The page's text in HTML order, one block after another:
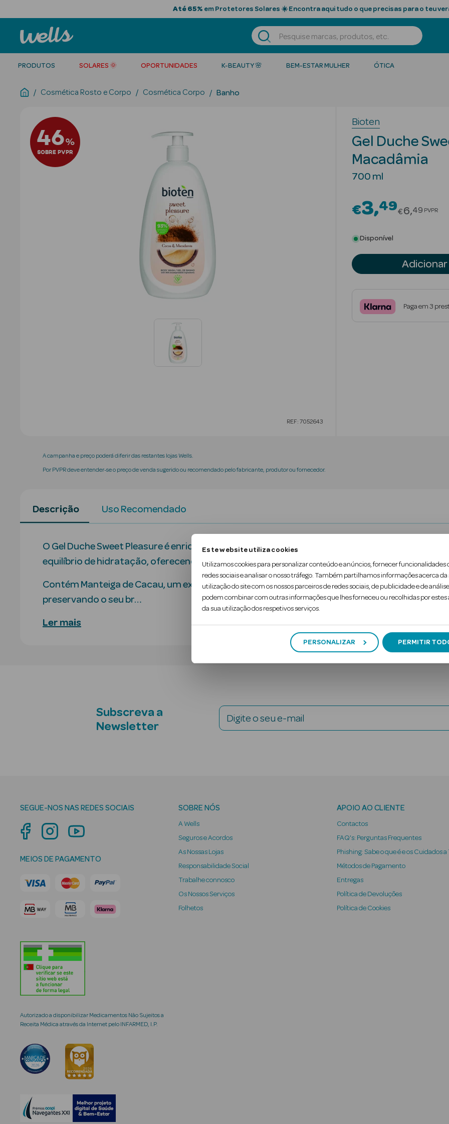
Este website utiliza cookies
Utilizamos cookies para personalizar conteúdo e anúncios, fornecer funcionalidades
redes sociais e analisar o nosso tráfego. Também partilhamos informações acerca da
utilização do site com os nossos parceiros de redes sociais, de publicidade e de
podem combinar com outras informações que lhes forneceu ou recolhidas por estes
da sua utilização dos respetivos serviços.
PERSONALIZAR PERMITIR
Até 65% em Protetores Solares ☀️ Encontra aqui tudo o que precisas para o teu
PRODUTOS SOLARES 🌞 OPORTUNIDADES K-BEAUTY 🌸 BEM-ESTAR MULHER ÓTICA
Cosmética Rosto e Corpo Cosmética Corpo Banho
46%
SOBRE PVPR
REF: 7052643
Bioten
Gel Duche
Macadâmia
700 ml
€3 49Price
€6 49 PVPR
Disponível
Adicionar
Paga em 3
A campanha e preço poderá diferir das restantes lojas Wells.
Por PVPR deve entender-se o preço de venda sugerido ou recomendado pelo fabricante, produtor ou fornecedor.
Descrição Uso Recomendado
O Gel Duche Sweet Pleasure é enriquecida com extrato de Manteiga de Karité 100% orgânico
equilíbrio de hidratação, oferecendo à sua pele um cuidado natural e delicado.
Contém Manteiga de Cacau, um excelente hidratante que derrete à temperatura do corpo
preservando o seu br…
Ler mais
Subscreva a
Newsletter
Digite o seu e-mail
SEGUE-NOS NAS REDES SOCIAIS
MEIOS DE PAGAMENTO
Autorizado a disponibilizar Medicamentos Não Sujeitos a
Receita Médica através da Internet pelo INFARMED, I.P.
SOBRE NÓS
A Wells
Seguros e Acordos
As Nossas Lojas
Responsabilidade Social
Trabalhe connosco
Os Nossos Serviços
Folhetos
APOIO AO CLIENTE
Contactos
FAQ's: Perguntas Frequentes
Phishing: Sabe o que é e os Cuidados a
Métodos de Pagamento
Entregas
Política de Devoluções
Política de Cookies